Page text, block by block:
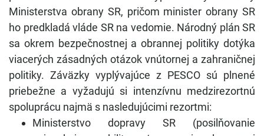
Ministerstva obrany SR, pričom minister obrany SR
ho predkladá vláde SR na vedomie. Národný plán SR
sa okrem bezpečnostnej a obrannej politiky dotýka
viacerých zásadných otázok vnútornej a zahraničnej
politiky. Záväzky vyplývajúce z PESCO sú plnené
priebežne a vyžadujú si intenzívnu medzirezortnú
spoluprácu najmä s nasledujúcimi rezortmi:
Ministerstvo dopravy SR (posilňovanie